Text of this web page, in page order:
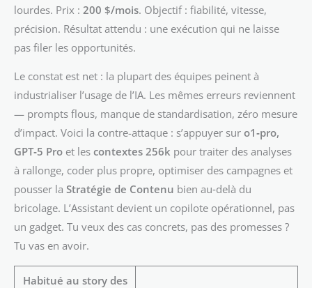
lourdes. Prix : 200 $/mois. Objectif : fiabilité, vitesse,
précision. Résultat attendu : une exécution qui ne laisse
pas filer les opportunités.
Le constat est net : la plupart des équipes peinent à
industrialiser l’usage de l’IA. Les mêmes erreurs reviennent
— prompts flous, manque de standardisation, zéro mesure
d’impact. Voici la contre-attaque : s’appuyer sur o1‑pro,
GPT‑5 Pro et les contextes 256k pour traiter des analyses
à rallonge, coder plus propre, optimiser des campagnes et
pousser la Stratégie de Contenu bien au‑delà du
bricolage. L’Assistant devient un copilote opérationnel, pas
un gadget. Tu veux des cas concrets, pas des promesses ?
Tu vas en avoir.
Habitué au story des